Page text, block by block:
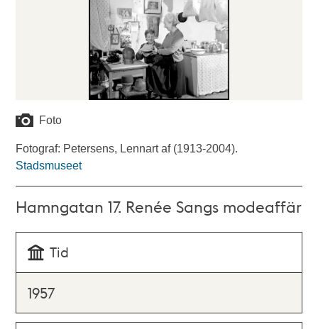
Foto
Fotograf: Petersens, Lennart af (1913-2004).
Stadsmuseet
Hamngatan 17. Renée Sangs modeaffär
Tid
1957